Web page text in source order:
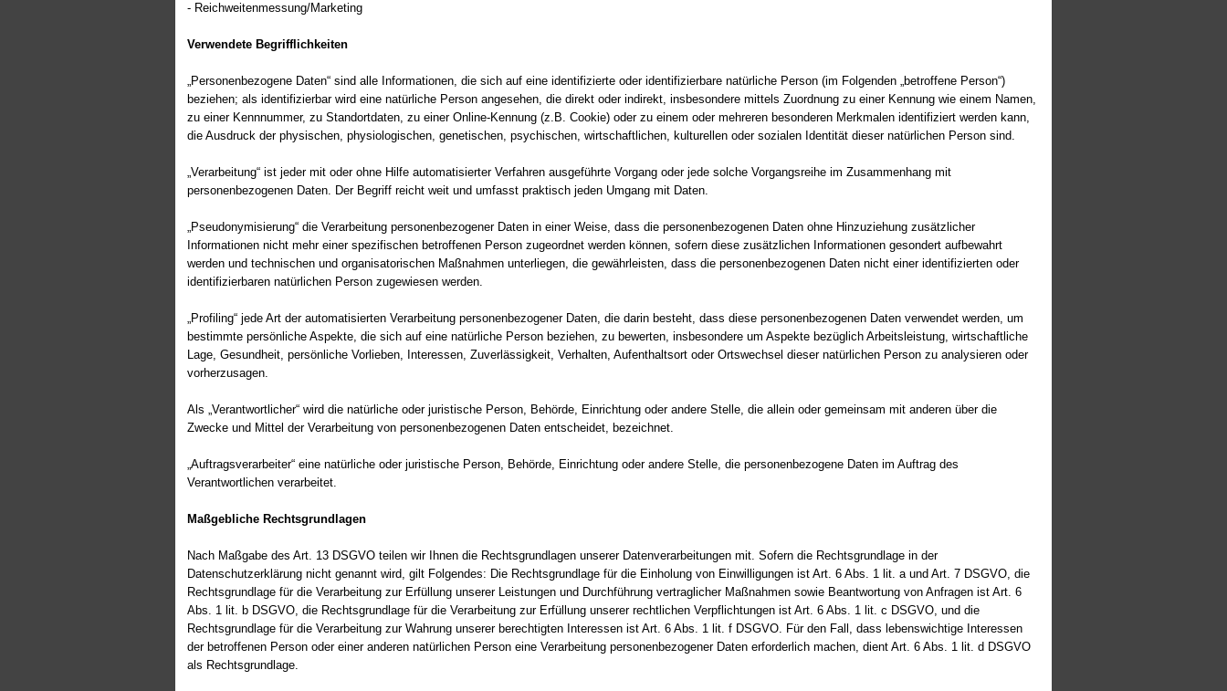
- Reichweitenmessung/Marketing
Verwendete Begrifflichkeiten
„Personenbezogene Daten“ sind alle Informationen, die sich auf eine identifizierte oder identifizierbare natürliche Person (im Folgenden „betroffene Person“)
beziehen; als identifizierbar wird eine natürliche Person angesehen, die direkt oder indirekt, insbesondere mittels Zuordnung zu einer Kennung wie einem Namen,
zu einer Kennnummer, zu Standortdaten, zu einer Online-Kennung (z.B. Cookie) oder zu einem oder mehreren besonderen Merkmalen identifiziert werden kann,
die Ausdruck der physischen, physiologischen, genetischen, psychischen, wirtschaftlichen, kulturellen oder sozialen Identität dieser natürlichen Person sind.
„Verarbeitung“ ist jeder mit oder ohne Hilfe automatisierter Verfahren ausgeführte Vorgang oder jede solche Vorgangsreihe im Zusammenhang mit
personenbezogenen Daten. Der Begriff reicht weit und umfasst praktisch jeden Umgang mit Daten.
„Pseudonymisierung“ die Verarbeitung personenbezogener Daten in einer Weise, dass die personenbezogenen Daten ohne Hinzuziehung zusätzlicher
Informationen nicht mehr einer spezifischen betroffenen Person zugeordnet werden können, sofern diese zusätzlichen Informationen gesondert aufbewahrt
werden und technischen und organisatorischen Maßnahmen unterliegen, die gewährleisten, dass die personenbezogenen Daten nicht einer identifizierten oder
identifizierbaren natürlichen Person zugewiesen werden.
„Profiling“ jede Art der automatisierten Verarbeitung personenbezogener Daten, die darin besteht, dass diese personenbezogenen Daten verwendet werden, um
bestimmte persönliche Aspekte, die sich auf eine natürliche Person beziehen, zu bewerten, insbesondere um Aspekte bezüglich Arbeitsleistung, wirtschaftliche
Lage, Gesundheit, persönliche Vorlieben, Interessen, Zuverlässigkeit, Verhalten, Aufenthaltsort oder Ortswechsel dieser natürlichen Person zu analysieren oder
vorherzusagen.
Als „Verantwortlicher“ wird die natürliche oder juristische Person, Behörde, Einrichtung oder andere Stelle, die allein oder gemeinsam mit anderen über die
Zwecke und Mittel der Verarbeitung von personenbezogenen Daten entscheidet, bezeichnet.
„Auftragsverarbeiter“ eine natürliche oder juristische Person, Behörde, Einrichtung oder andere Stelle, die personenbezogene Daten im Auftrag des
Verantwortlichen verarbeitet.
Maßgebliche Rechtsgrundlagen
Nach Maßgabe des Art. 13 DSGVO teilen wir Ihnen die Rechtsgrundlagen unserer Datenverarbeitungen mit. Sofern die Rechtsgrundlage in der
Datenschutzerklärung nicht genannt wird, gilt Folgendes: Die Rechtsgrundlage für die Einholung von Einwilligungen ist Art. 6 Abs. 1 lit. a und Art. 7 DSGVO, die
Rechtsgrundlage für die Verarbeitung zur Erfüllung unserer Leistungen und Durchführung vertraglicher Maßnahmen sowie Beantwortung von Anfragen ist Art. 6
Abs. 1 lit. b DSGVO, die Rechtsgrundlage für die Verarbeitung zur Erfüllung unserer rechtlichen Verpflichtungen ist Art. 6 Abs. 1 lit. c DSGVO, und die
Rechtsgrundlage für die Verarbeitung zur Wahrung unserer berechtigten Interessen ist Art. 6 Abs. 1 lit. f DSGVO. Für den Fall, dass lebenswichtige Interessen
der betroffenen Person oder einer anderen natürlichen Person eine Verarbeitung personenbezogener Daten erforderlich machen, dient Art. 6 Abs. 1 lit. d DSGVO
als Rechtsgrundlage.